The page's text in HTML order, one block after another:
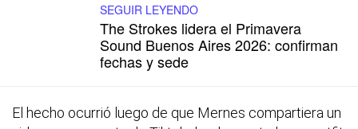
SEGUIR LEYENDO
The Strokes lidera el Primavera
Sound Buenos Aires 2026: confirman
fechas y sede
El hecho ocurrió luego de que Mernes compartiera un